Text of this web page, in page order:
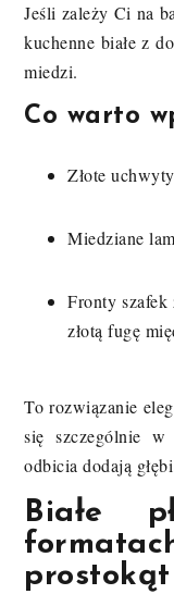
Jeśli zależy Ci na
kuchenne białe z
miedzi.
Co warto
Złote
Miedziane
Fronty szafek
złotą fugę
To rozwiązanie
się szczególnie w
odbicia dodają
Białe
prostokąt